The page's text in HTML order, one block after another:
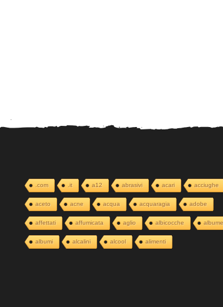
.com .it a12 abrasivi acari acciughe
aceto acne acqua acquaragia adobe
affettati affumicata aglio albicocche albume
albumi alcalini alcool alimenti